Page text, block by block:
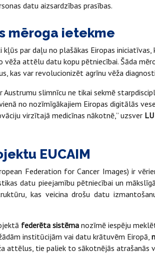
datu aizsardzības prasības.
mēroga ietekme
kļūs par daļu no plašākas Eiropas
vēža attēlu datu kopu pētniecībai. Šāda
kas var revolucionizēt agrīnu vēža
Austrumu slimnīcu ne tikai sekmē
no nozīmīgākajiem Eiropas digitālās
virzītajā medicīnas nākotnē,” uzsver
EUCAIM
Federation for Cancer Images) ir
datu pieejamību pētniecībai un
kas veicina drošu datu
federēta sistēma nozīmē iespēju
institūcijām vai datu krātuvēm Eiropā,
attēlus, tie paliek to sākotnējās atrašanās